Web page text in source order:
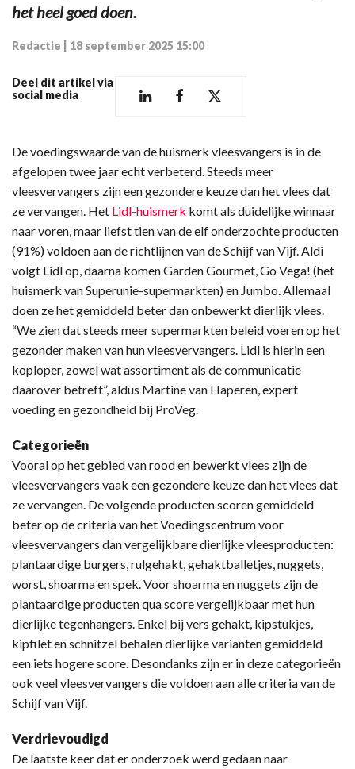
het heel goed doen.
Redactie 18 september 2025 15:00
Deel dit artikel via
social media
De voedingswaarde van de huismerk vleesvangers is in de
afgelopen twee jaar echt verbeterd. Steeds meer
vleesvervangers zijn een gezondere keuze dan het vlees dat
ze vervangen. Het Lidl-huismerk komt als duidelijke winnaar
naar voren, maar liefst tien van de elf onderzochte producten
(91%) voldoen aan de richtlijnen van de Schijf van Vijf. Aldi
volgt Lidl op, daarna komen Garden Gourmet, Go Vega! (het
huismerk van Superunie-supermarkten) en Jumbo. Allemaal
doen ze het gemiddeld beter dan onbewerkt dierlijk vlees.
“We zien dat steeds meer supermarkten beleid voeren op het
gezonder maken van hun vleesvervangers. Lidl is hierin een
koploper, zowel wat assortiment als de communicatie
daarover betreft”, aldus Martine van Haperen, expert
voeding en gezondheid bij ProVeg.
Categorieën
Vooral op het gebied van rood en bewerkt vlees zijn de
vleesvervangers vaak een gezondere keuze dan het vlees dat
ze vervangen. De volgende producten scoren gemiddeld
beter op de criteria van het Voedingscentrum voor
vleesvervangers dan vergelijkbare dierlijke vleesproducten:
plantaardige burgers, rulgehakt, gehaktballetjes, nuggets,
worst, shoarma en spek. Voor shoarma en nuggets zijn de
plantaardige producten qua score vergelijkbaar met hun
dierlijke tegenhangers. Enkel bij vers gehakt, kipstukjes,
kipfilet en schnitzel behalen dierlijke varianten gemiddeld
een iets hogere score. Desondanks zijn er in deze categorieën
ook veel vleesvervangers die voldoen aan alle criteria van de
Schijf van Vijf.
Verdrievoudigd
De laatste keer dat er onderzoek werd gedaan naar